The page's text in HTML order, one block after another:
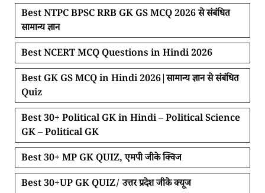
Best NTPC BPSC RRB GK GS MCQ 2026 से संबंधित
सामान्य ज्ञान
Best NCERT MCQ Questions in Hindi 2026
Best GK GS MCQ in Hindi 2026|सामान्य ज्ञान से संबंधित
Quiz
Best 30+ Political GK in Hindi – Political Science
GK – Political GK
Best 30+ MP GK QUIZ, एमपी जीके क्विज
Best 30+UP GK QUIZ/ उत्तर प्रदेश जीके क्यूज